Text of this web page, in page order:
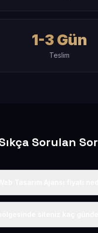
1-3 Gün
Teslim
Sorulan
yıllık 50 USD +